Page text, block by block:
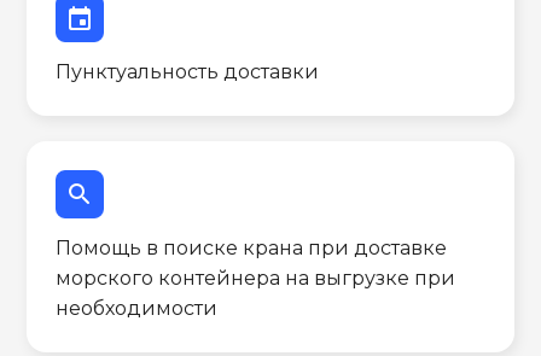
event
Пунктуальность доставки
search
Помощь в поиске крана при доставке
морского контейнера на выгрузке при
необходимости